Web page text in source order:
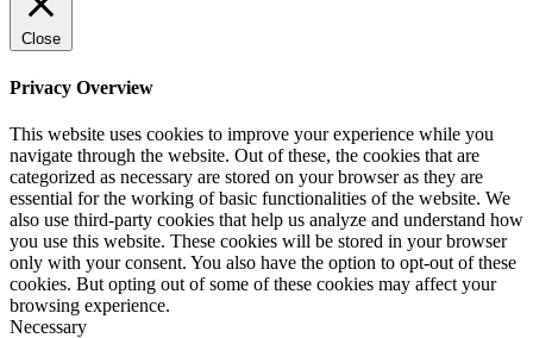
Close
Privacy Overview
This website uses cookies to improve your experience while you
navigate through the website. Out of these, the cookies that are
categorized as necessary are stored on your browser as they are
essential for the working of basic functionalities of the website. We
also use third-party cookies that help us analyze and understand how
you use this website. These cookies will be stored in your browser
only with your consent. You also have the option to opt-out of these
cookies. But opting out of some of these cookies may affect your
browsing experience.
Necessary